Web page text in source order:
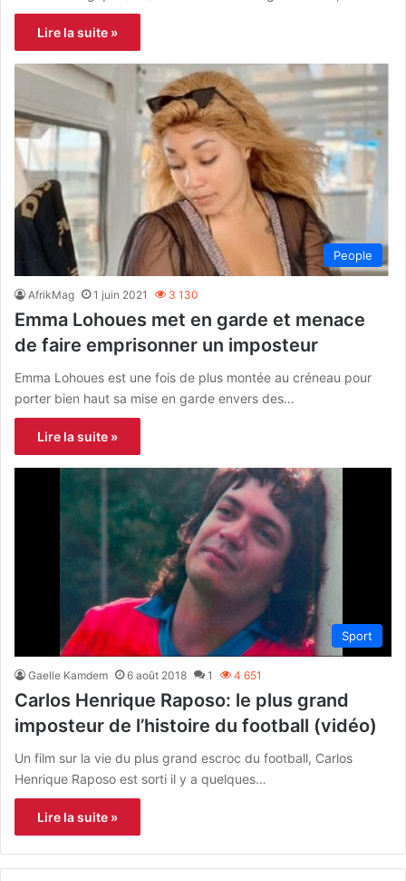
Lire la suite »
People
AfrikMag 1 juin 2021 3 130
Emma Lohoues met en garde et menace
de faire emprisonner un imposteur
Emma Lohoues est une fois de plus montée au créneau pour
porter bien haut sa mise en garde envers des…
Lire la suite »
Sport
Gaelle Kamdem 6 août 2018 1 4 651
Carlos Henrique Raposo: le plus grand
imposteur de l’histoire du football (vidéo)
Un film sur la vie du plus grand escroc du football, Carlos
Henrique Raposo est sorti il y a quelques…
Lire la suite »